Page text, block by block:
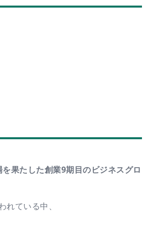
果たした創業9期目のビジネスグロ
ている中、